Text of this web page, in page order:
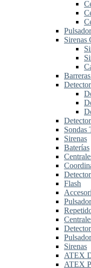
Sirenas
Sondas
Sirenas
Baterías
Flash
Sirenas
ATEX
ATEX